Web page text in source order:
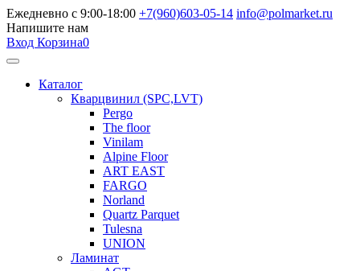
Ежедневно с 9:00-18:00 +7(960)603-05-14 info@polmarket.ru
Напишите нам
Вход Корзина0
Каталог
Кварцвинил (SPC,LVT)
Pergo
The floor
Vinilam
Alpine Floor
ART EAST
FARGO
Norland
Quartz Parquet
Tulesna
UNION
Ламинат